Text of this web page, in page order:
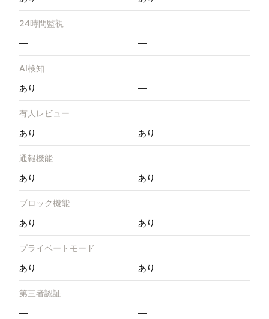
24時間監視
—
—
AI検知
あり
—
有人レビュー
あり
あり
通報機能
あり
あり
ブロック機能
あり
あり
プライベートモード
あり
あり
第三者認証
—
—